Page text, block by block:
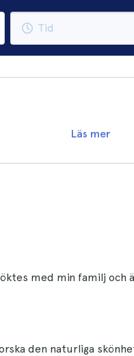
Läs mer
med min familj
den naturliga